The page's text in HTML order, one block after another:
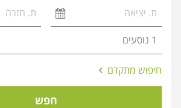
חפש
חיפוש מתקדם אפשרויות